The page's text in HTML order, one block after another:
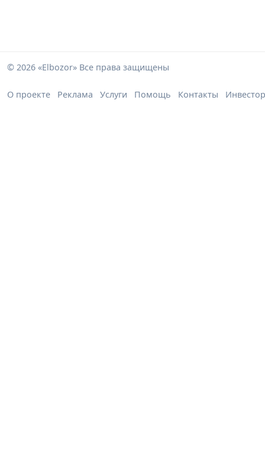
© 2026 «Elbozor» Все права защищены
О проекте Реклама Услуги Помощь Контакты